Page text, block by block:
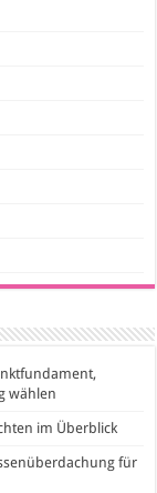
wählen
im Überblick
für